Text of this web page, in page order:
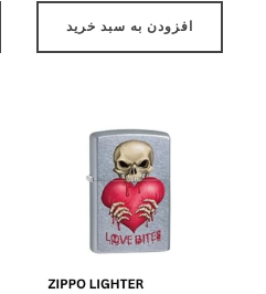
افزودن به سبد خرید